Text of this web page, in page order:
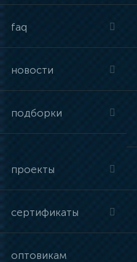
faq
новости
подборки
проекты
сертификаты
оптовикам